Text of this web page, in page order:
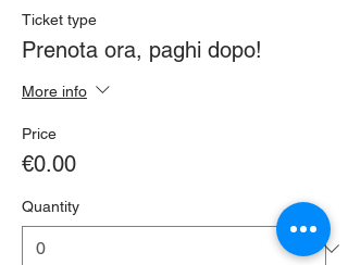
Ticket type
Prenota ora, paghi dopo!
More info
Price
€0.00
Quantity